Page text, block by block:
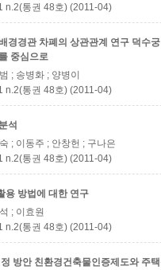
n.2(통권 48호) (2011-04)
경경관 차폐의 상관관계 연구 덕수
중심으로
; 송병화 ; 양병이
n.2(통권 48호) (2011-04)
석
; 이동주 ; 안창헌 ; 구나은
n.2(통권 48호) (2011-04)
용 방법에 대한 연구
; 이효원
n.2(통권 48호) (2011-04)
방안 친환경건축물인증제도와 주